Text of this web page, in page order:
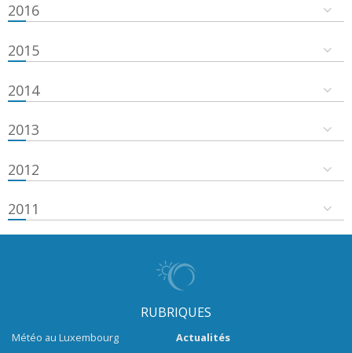
2016
2015
2014
2013
2012
2011
RUBRIQUES
Météo au Luxembourg
Actualités